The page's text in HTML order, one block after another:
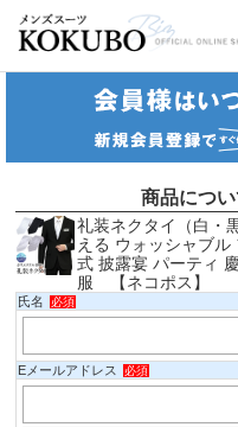
商品につ
礼装ネクタイ（白・
える ウォッシャブ
式 披露宴 パーティ
服 【ネコポス】
氏名 必須
Eメールアドレス 必須